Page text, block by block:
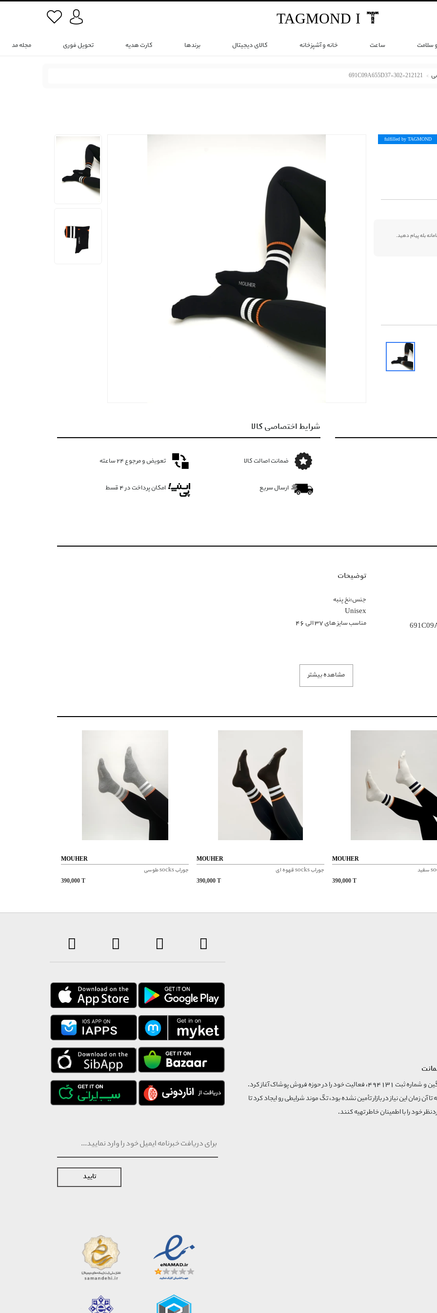
TAGMOND I
سلامت ساعت خانه و آشپزخانه کالای دیجیتال برندها کارت هدیه تحویل فوری مجله مد
691C09A655D37-302-212121
fulfilled by TAGMOND
شرایط اختصاصی کالا
ضمانت اصالت کالا تعویض و مرجوع ۲۴ ساعته
ارسال سریع امکان پرداخت در 4 قسط
مشاهده بیشتر
توضیحات
جنس:نخ پنبه
Unisex
مناسب سایز های 37 الی 46
MOUHER
جوراب socks طوسی
390,000 T
MOUHER
جوراب socks قهوه ای
390,000 T
MOUHER
390,000 T
تایید
فروشگاه تگ موند از سال 1395 با نام ثبتی گسترش و نوآوری تگین و شماره ثبت 494131، فعالیت خود را در حوزه فروش پوشاک آغاز کرد.
تا آن زمان این نیاز در بازار تأمین نشده بود، تگ موند شرایطی رو ایجاد کرد تا
خود را با اطمینان خاطر تهیه کنند.